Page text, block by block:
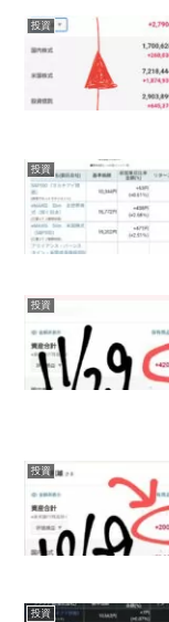
投資
投資
投資
投資
投資